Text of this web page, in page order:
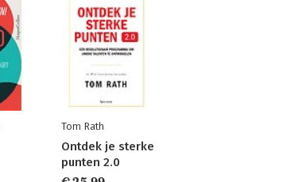
Tom Rath
Ontdek je sterke
punten 2.0